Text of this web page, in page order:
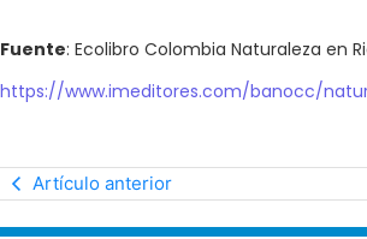
Fuente: Ecolibro Colombia Naturaleza en
https://www.imeditores.com/banocc/
Artículo anterior